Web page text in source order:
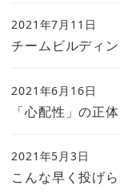
チームビルディ
2021年7月11日
「心配性」の正
2021年6月16日
こんな早く投げ
2021年5月3日